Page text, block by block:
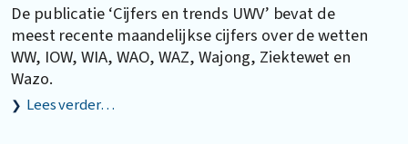
De publicatie ‘Cijfers en trends UWV’ bevat de
meest recente maandelijkse cijfers over de wetten
WW, IOW, WIA, WAO, WAZ, Wajong, Ziektewet en
Wazo.
Lees verder…